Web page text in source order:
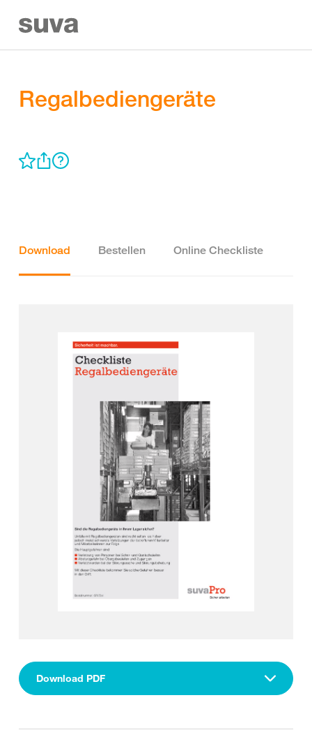
Regalbediengeräte
Download Bestellen Online Checkliste
Download PDF